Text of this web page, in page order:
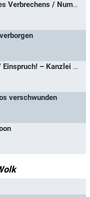
Numb3rs – Die Logik des Verbrechens / Numbers
Practice - Die Anwälte / Einspruch! – Kanzlei Donnell & Partner
verschwunden